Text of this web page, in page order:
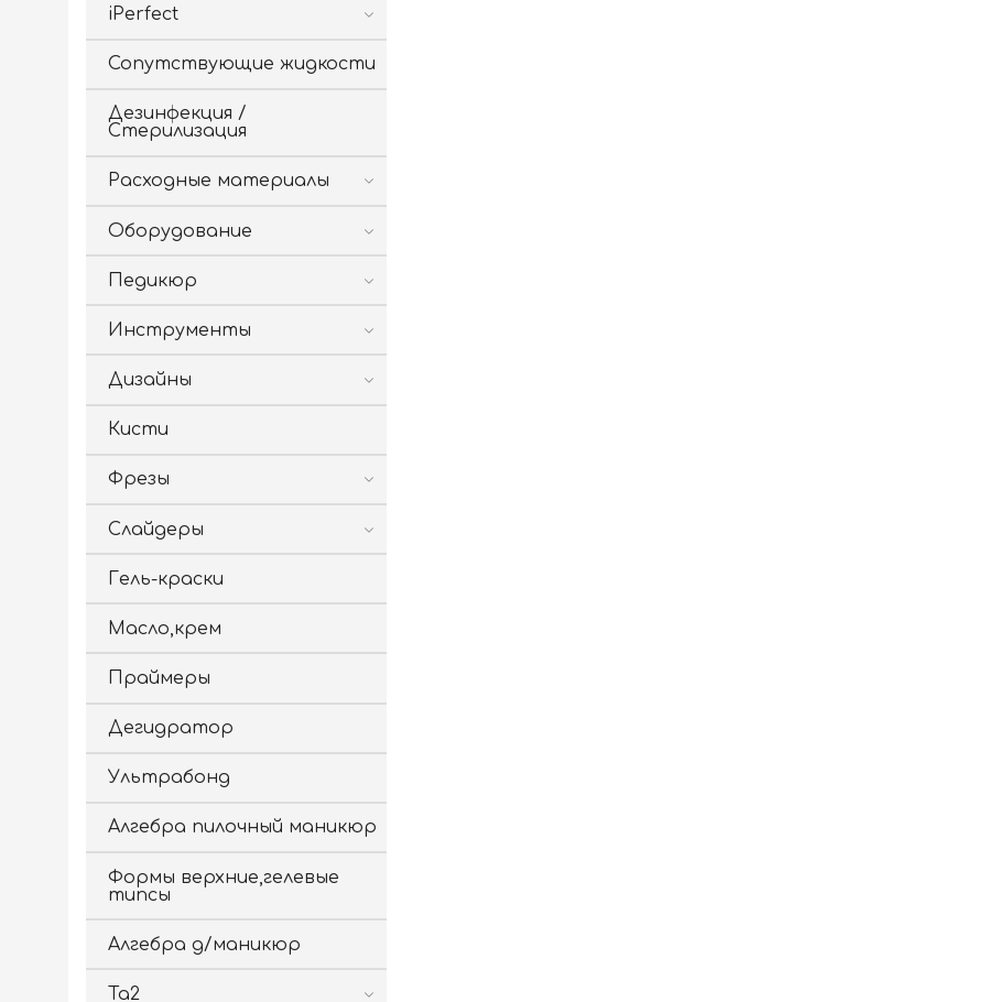
iPerfect
Сопутствующие жидкости
Дезинфекция /
Стерилизация
Расходные материалы
Оборудование
Педикюр
Инструменты
Дизайны
Кисти
Фрезы
Слайдеры
Гель-краски
Масло,крем
Праймеры
Дегидратор
Ультрабонд
Алгебра пилочный маникюр
Формы верхние,гелевые
типсы
Алгебра д/маникюр
Ta2